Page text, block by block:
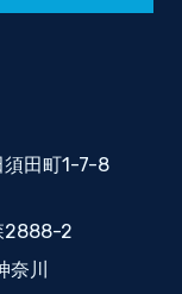
田町1-7-8
2888-2
奈川